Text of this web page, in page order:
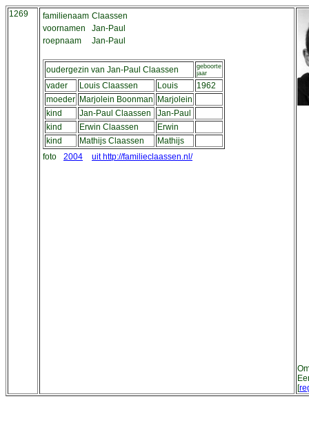
1269 familienaam Claassen
voornamen
Jan-Paul
roepnaam
Jan-Paul
oudergezin van Jan-Paul Claassen
geboorte
jaar
vader Louis Claassen Louis
1962
moeder Marjolein Boonman
Marjolein
kind
Jan-Paul Claassen
Jan-Paul
kind
Erwin Claassen
Erwin
kind
Mathijs Claassen
Mathijs
foto
2004 uit http://familieclaassen.nl/
[